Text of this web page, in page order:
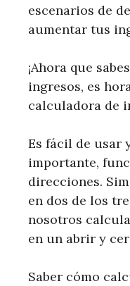
escenarios de
aumentar tus
¡Ahora que
ingresos, es
calculadora de
Es fácil de usar
importante,
direcciones.
en dos de los
nosotros
en un abrir y
Saber cómo